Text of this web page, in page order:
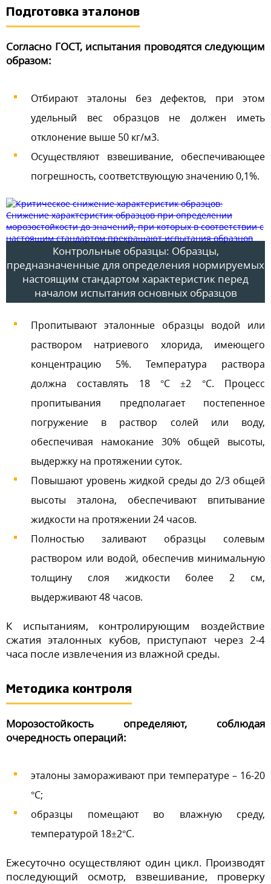
Подготовка эталонов
Согласно ГОСТ, испытания проводятся следующим
образом:
Отбирают эталоны без дефектов, при этом
удельный вес образцов не должен иметь
отклонение выше 50 кг/м3.
Осуществляют взвешивание, обеспечивающее
погрешность, соответствующую значению 0,1%.
Контрольные образцы: Образцы,
предназначенные для определения нормируемых
настоящим стандартом характеристик перед
началом испытания основных образцов
Пропитывают эталонные образцы водой или
раствором натриевого хлорида, имеющего
концентрацию 5%. Температура раствора
должна составлять 18 °С ±2 °С. Процесс
пропитывания предполагает постепенное
погружение в раствор солей или воду,
обеспечивая намокание 30% общей высоты,
выдержку на протяжении суток.
Повышают уровень жидкой среды до 2/3 общей
высоты эталона, обеспечивают впитывание
жидкости на протяжении 24 часов.
Полностью заливают образцы солевым
раствором или водой, обеспечив минимальную
толщину слоя жидкости более 2 см,
выдерживают 48 часов.
К испытаниям, контролирующим воздействие
сжатия эталонных кубов, приступают через 2-4
часа после извлечения из влажной среды.
Методика контроля
Морозостойкость определяют, соблюдая
очередность операций:
эталоны замораживают при температуре – 16-20
°С;
образцы помещают во влажную среду,
температурой 18±2°С.
Ежесуточно осуществляют один цикл. Производят
последующий осмотр, взвешивание, проверку